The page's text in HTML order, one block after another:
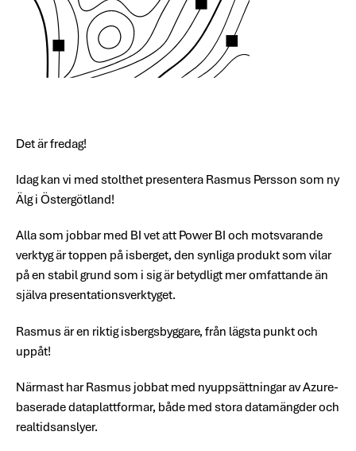
Det är fredag!
Idag kan vi med stolthet presentera Rasmus Persson som ny
Älg i Östergötland!
Alla som jobbar med BI vet att Power BI och motsvarande
verktyg är toppen på isberget, den synliga produkt som vilar
på en stabil grund som i sig är betydligt mer omfattande än
själva presentationsverktyget.
Rasmus är en riktig isbergsbyggare, från lägsta punkt och
uppåt!
Närmast har Rasmus jobbat med nyuppsättningar av Azure-
baserade dataplattformar, både med stora datamängder och
realtidsanslyer.